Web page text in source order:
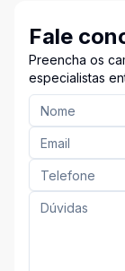
Fale
Preencha os
especialistas